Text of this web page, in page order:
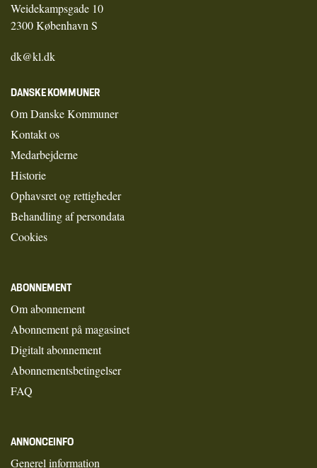
Weidekampsgade 10
2300 København S
dk@kl.dk
DANSKE KOMMUNER
Om Danske Kommuner
Kontakt os
Medarbejderne
Historie
Ophavsret og rettigheder
Behandling af persondata
Cookies
ABONNEMENT
Om abonnement
Abonnement på magasinet
Digitalt abonnement
Abonnementsbetingelser
FAQ
ANNONCEINFO
Generel information